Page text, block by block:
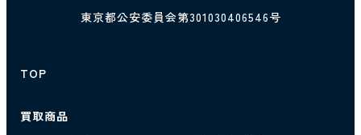
東京都公安委員会第301030406546号
TOP
買取商品